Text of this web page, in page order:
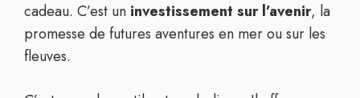
cadeau. C’est un investissement sur l’avenir, la
promesse de futures aventures en mer ou sur les
fleuves.